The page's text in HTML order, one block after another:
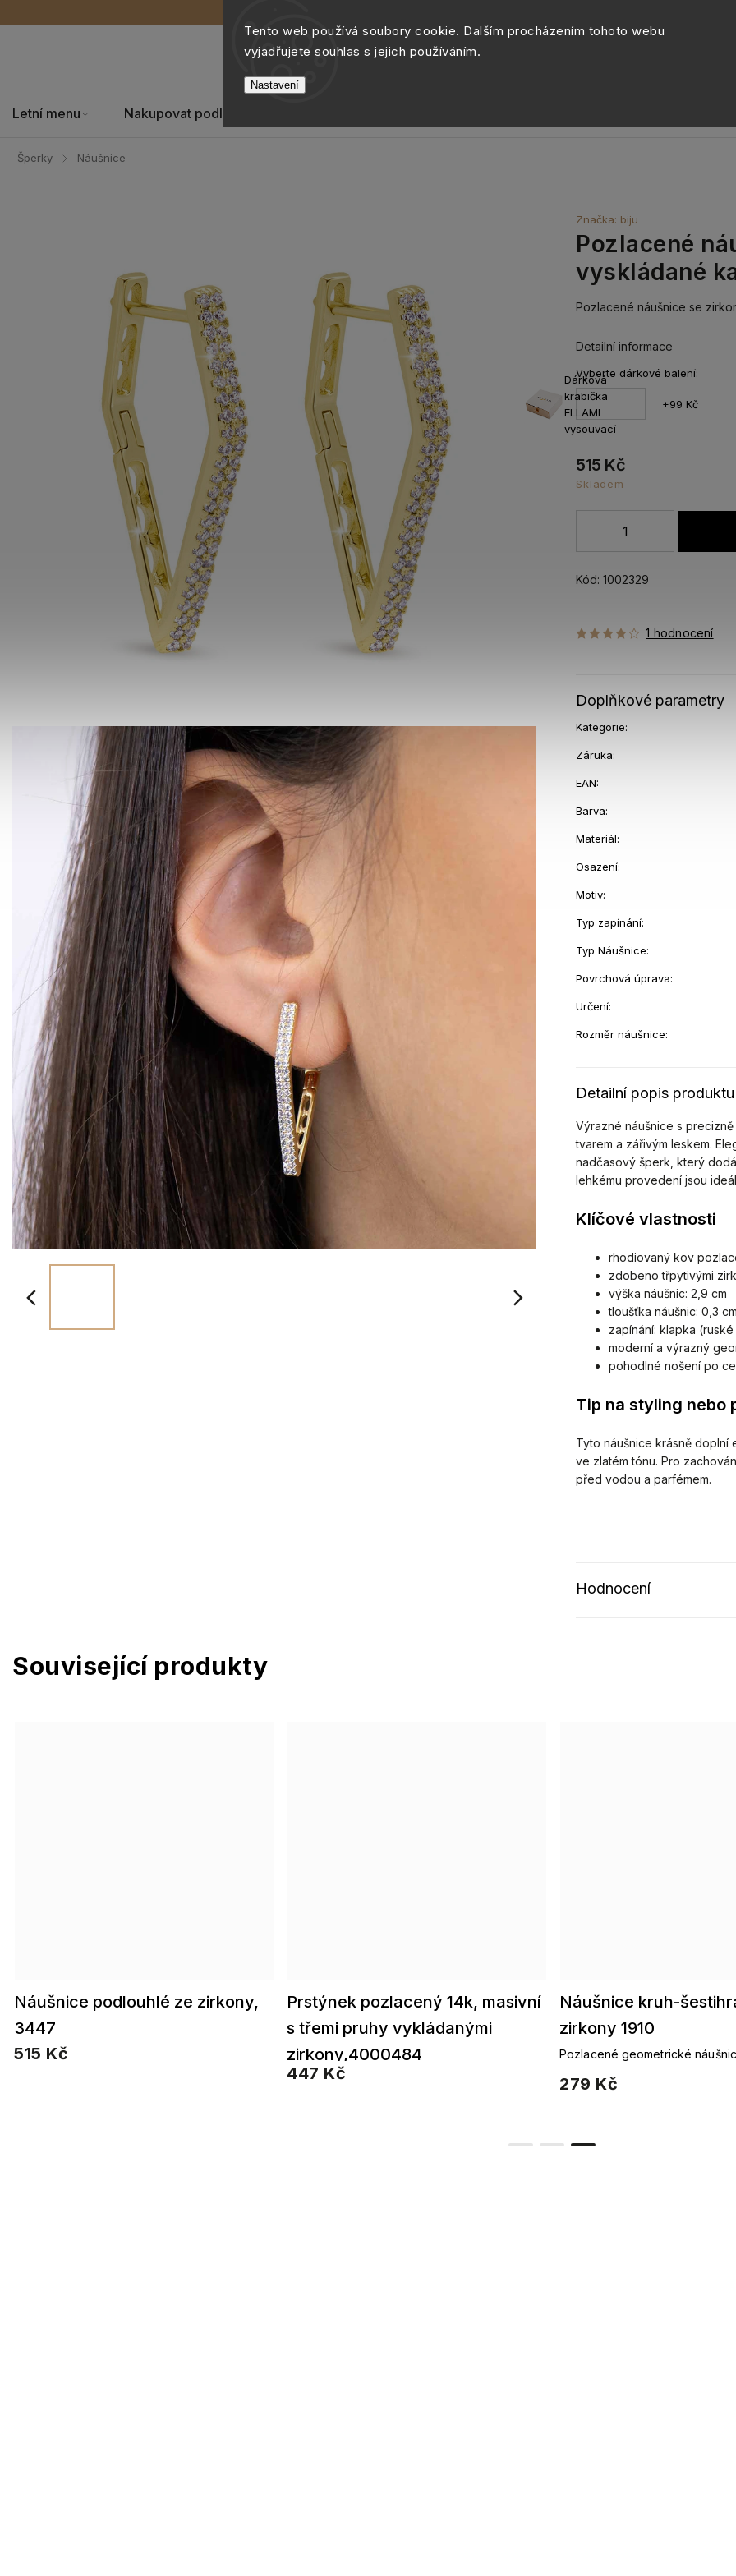
Tento web používá soubory cookie. Dalším procházením tohoto webu
vyjadřujete souhlas s jejich používáním.
Nastavení
Letní menu Nakupovat podle
Šperky / Náušnice
Pozlacené
vyskládané
1 hodnocení
Kód: 1002329
Značka: biju
515 Kč
Skladem
Vyberte dárkové balení:
Dárková
krabička
ELLAMI
vysouvací
+99 Kč
Pozlacené náušnice se
Detailní informace
Detailní popis produktu
Výrazné náušnice s
tvarem a zářivým leskem.
nadčasový šperk, který
lehkému provedení jsou
Klíčové vlastnosti
rhodiovaný kov
zdobeno třpytivými
výška náušnic: 2,9 cm
tloušťka náušnic: 0,3 cm
zapínání: klapka
moderní a výrazný
pohodlné nošení po
Tip na styling nebo
Tyto náušnice krásně doplní
ve zlatém tónu. Pro
před vodou a parfémem.
Doplňkové parametry
Kategorie:
Záruka:
EAN:
Barva:
Materiál:
Osazení:
Motiv:
Typ zapínání:
Typ Náušnice:
Povrchová úprava:
Určení:
Rozměr náušnice:
Hodnocení
Související produkty
Náušnice podlouhlé ze zirkony,
3447
515 Kč
Prstýnek pozlacený 14k, masivní
s třemi pruhy vykládanými
zirkony,4000484
447 Kč
Náušnice kruh-
zirkony 1910
279 Kč
Pozlacené geometrické